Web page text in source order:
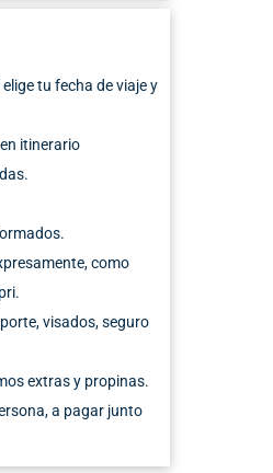
elige tu fecha de viaje y
itinerario
.
como
.
visados,seguro
extras y propinas.
a pagar junto